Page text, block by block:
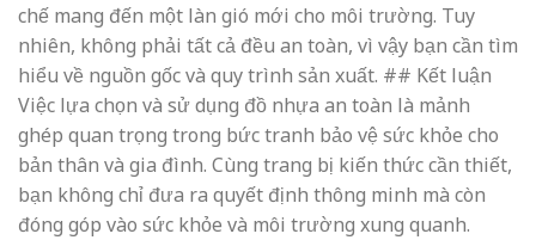
chế mang đến một làn gió mới cho môi trường. Tuy
nhiên, không phải tất cả đều an toàn, vì vậy bạn cần tìm
hiểu về nguồn gốc và quy trình sản xuất. ## Kết luận
Việc lựa chọn và sử dụng đồ nhựa an toàn là mảnh
ghép quan trọng trong bức tranh bảo vệ sức khỏe cho
bản thân và gia đình. Cùng trang bị kiến thức cần thiết,
bạn không chỉ đưa ra quyết định thông minh mà còn
đóng góp vào sức khỏe và môi trường xung quanh.